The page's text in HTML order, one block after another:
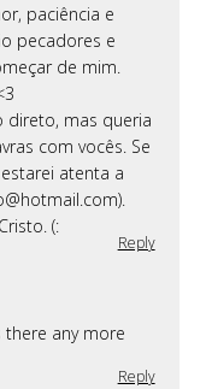
paciência e
pecadores e
de mim.
direto, mas queria
com vocês. Se
atenta a
(:
Reply
any more
Reply